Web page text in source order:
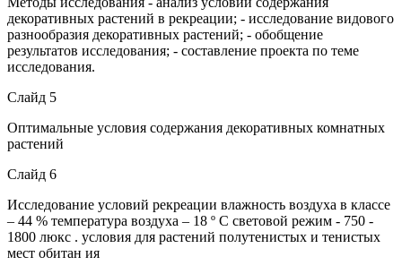
декоративных растений в рекреации; - исследование видового
разнообразия декоративных растений; - обобщение
результатов исследования; - составление проекта по теме
исследования.
Слайд 5
Оптимальные условия содержания декоративных комнатных
растений
Слайд 6
Исследование условий рекреации влажность воздуха в классе
– 44 % температура воздуха – 18 º С световой режим - 750 -
1800 люкс . условия для растений полутенистых и тенистых
мест обитан ия